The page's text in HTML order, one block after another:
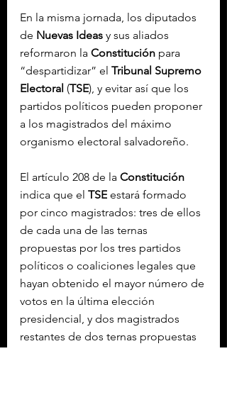
En la misma jornada, los diputados
de Nuevas Ideas y sus aliados
reformaron la Constitución para
“despartidizar” el Tribunal Supremo
Electoral (TSE), y evitar así que los
partidos políticos pueden proponer
a los magistrados del máximo
organismo electoral salvadoreño.
El artículo 208 de la Constitución
indica que el TSE estará formado
por cinco magistrados: tres de ellos
de cada una de las ternas
propuestas por los tres partidos
políticos o coaliciones legales que
hayan obtenido el mayor número de
votos en la última elección
presidencial, y dos magistrados
restantes de dos ternas propuestas